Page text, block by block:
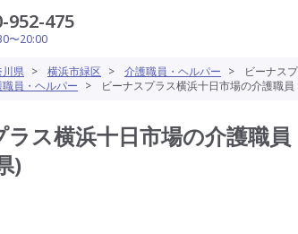
952-475
〜20:00
川県 > 横浜市緑区 > 介護職員・ヘルパー >
ビーナス
員・ヘルパー > ビーナスプラス横浜十日市場の介護職
ラス横浜十日市場の介護職
)